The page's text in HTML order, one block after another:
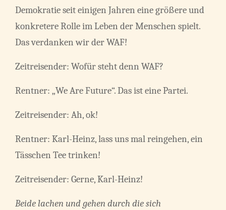
Demokratie seit einigen Jahren eine größere und
konkretere Rolle im Leben der Menschen spielt.
Das verdanken wir der WAF!
Zeitreisender: Wofür steht denn WAF?
Rentner: „We Are Future“. Das ist eine Partei.
Zeitreisender: Ah, ok!
Rentner: Karl-Heinz, lass uns mal reingehen, ein
Tässchen Tee trinken!
Zeitreisender: Gerne, Karl-Heinz!
Beide lachen und gehen durch die sich